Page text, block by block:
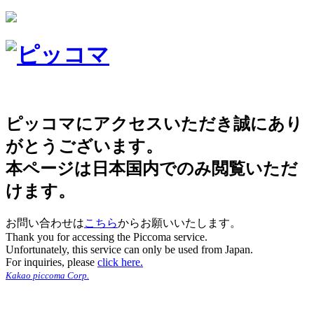
ピッコマにアクセスいただき誠にあり
がとうございます。
本ページは日本国内でのみ閲覧いただ
けます。
お問い合わせはこちらからお願いいたします。
Thank you for accessing the Piccoma service.
Unfortunately, this service can only be used from Japan.
For inquiries, please click here.
Kakao piccoma Corp.